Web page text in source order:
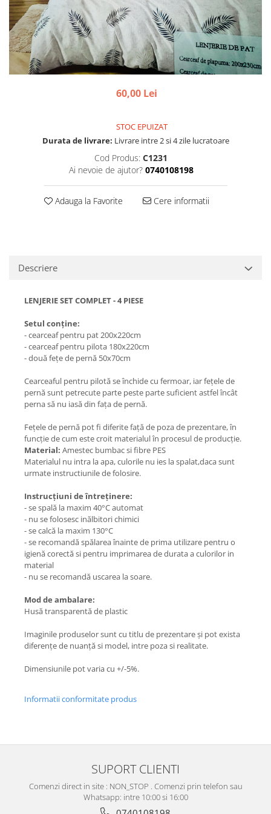
60,00 Lei
STOC EPUIZAT
Durata de livrare: Livrare intre 2 si 4 zile lucratoare
Cod Produs: C1231
Ai nevoie de ajutor? 0740108198
Adauga la Favorite Cere informatii
Descriere
LENJERIE SET COMPLET - 4 PIESE
Setul conține:
- cearceaf pentru pat 200x220cm
- cearceaf pentru pilota 180x220cm
- două fețe de pernă 50x70cm
Cearceaful pentru pilotă se închide cu fermoar, iar fețele de
pernă sunt petrecute parte peste parte suficient astfel încât
perna să nu iasă din fața de pernă.
Fețele de pernă pot fi diferite față de poza de prezentare, în
funcție de cum este croit materialul în procesul de producție.
Material: Amestec bumbac si fibre PES
Materialul nu intra la apa, culorile nu ies la spalat,daca sunt
urmate instructiunile de folosire.
Instrucțiuni de întreținere:
- se spală la maxim 40°C automat
- nu se folosesc inălbitori chimici
- se calcă la maxim 130°C
- se recomandă spălarea înainte de prima utilizare pentru o
igienă corectă si pentru imprimarea de durata a culorilor in
material
- nu se recomandă uscarea la soare.
Mod de ambalare:
Husă transparentă de plastic
Imaginile produselor sunt cu titlu de prezentare și pot exista
diferențe de nuanță si model, intre poza si realitate.
Dimensiunile pot varia cu +/-5%.
Informatii conformitate produs
SUPORT CLIENTI
Comenzi direct in site : NON_STOP . Comenzi prin telefon sau
Whatsapp: intre 10:00 si 16:00